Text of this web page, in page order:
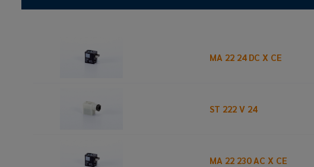
MA 22 24 DC X CE
ST 222 V 24
MA 22 230 AC X CE